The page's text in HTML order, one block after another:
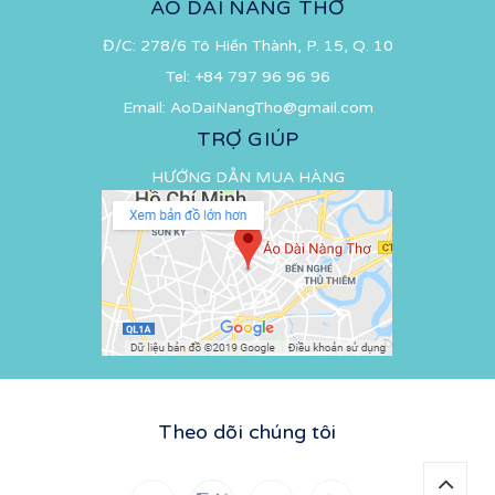
ÁO DÀI NÀNG THƠ
Đ/C: 278/6 Tô Hiến Thành, P. 15, Q. 10
Tel: +84 797 96 96 96
Email: AoDaiNangTho@gmail.com
TRỢ GIÚP
HƯỚNG DẪN MUA HÀNG
Theo dõi chúng tôi